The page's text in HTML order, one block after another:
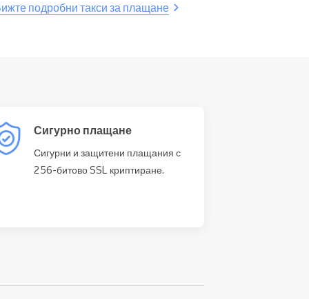
подробни такси за плащане
Сигурно плащане
Сигурни и защитени плащания с
256-битово SSL криптиране.